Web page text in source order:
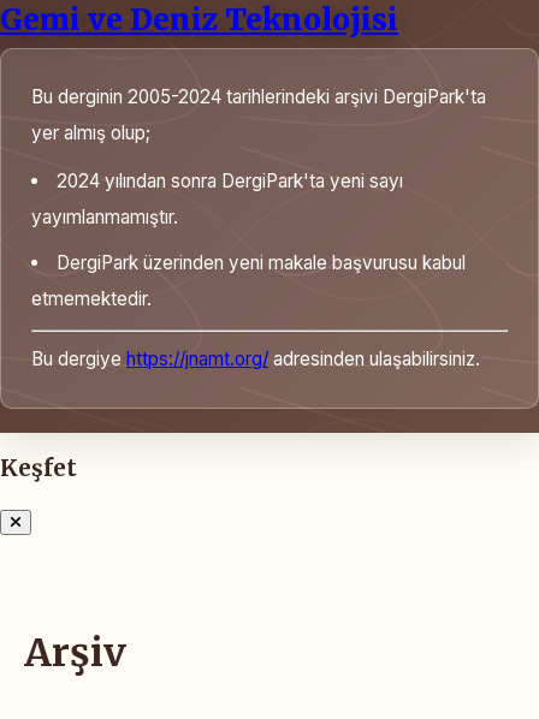
Gemi ve Deniz Teknolojisi
Bu derginin 2005-2024 tarihlerindeki arşivi DergiPark'ta
yer almış olup;
2024 yılından sonra DergiPark'ta yeni sayı
yayımlanmamıştır.
DergiPark üzerinden yeni makale başvurusu kabul
etmemektedir.
Bu dergiye https://jnamt.org/ adresinden ulaşabilirsiniz.
Keşfet
Arşiv